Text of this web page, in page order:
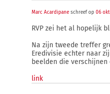
Marc Acardipane schreef op 06
RVP zei het al hopelijk
Na zijn tweede treffer
Eredivisie echter naar
beelden die
link